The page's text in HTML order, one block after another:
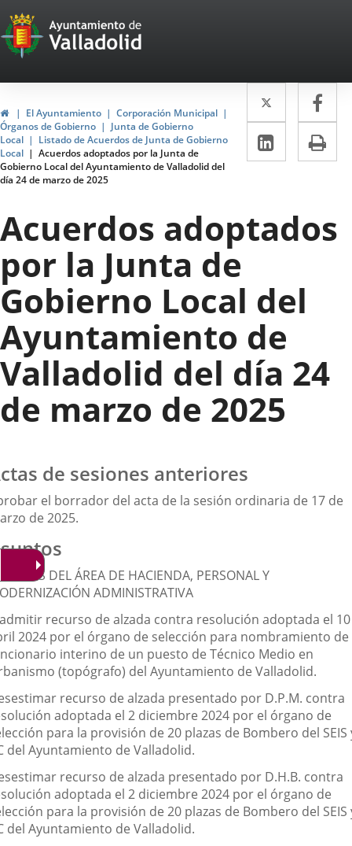
Portal
Web
del
Ayuntamiento
de
Valladolid
InicioEl Ayuntamiento
Corporación Municipal
Órganos de Gobierno
Junta de Gobierno
Local
Listado de Acuerdos de Junta de Gobierno
Local
Acuerdos adoptados por la Junta de
Gobierno Local del Ayuntamiento de Valladolid del
día 24 de marzo de 2025
Twitter
Enlace
a
una
a
LinkedIn
Enlace
a
externa.
Acuerdos adoptados
por la Junta de
Gobierno Local del
Ayuntamiento de
Valladolid del día 24
de marzo de 2025
de sesiones anteriores
el borrador del acta de la sesión ordinaria de 17 de
de 2025.
DEL ÁREA DE HACIENDA, PERSONAL Y
ADMINISTRATIVA
recurso de alzada contra resolución adoptada el 10
2024 por el órgano de selección para nombramiento de
interino de un puesto de Técnico Medio en
(topógrafo) del Ayuntamiento de Valladolid.
recurso de alzada presentado por D.P.M. contra
adoptada el 2 diciembre 2024 por el órgano de
para la provisión de 20 plazas de Bombero del SEIS
del Ayuntamiento de Valladolid.
recurso de alzada presentado por D.H.B. contra
adoptada el 2 diciembre 2024 por el órgano de
para la provisión de 20 plazas de Bombero del SEIS
del Ayuntamiento de Valladolid.